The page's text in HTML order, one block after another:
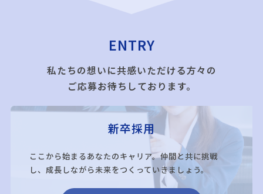
ENTRY
私たちの想いに共感いただける方々の
ご応募お待ちしております。
新卒採用
ここから始まるあなたのキャリア。仲間と共に挑戦
し、成長しながら未来をつくっていきましょう。